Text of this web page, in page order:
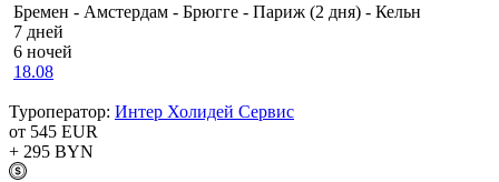
Бремен - Амстердам - Брюгге - Париж (2 дня) - Кельн
7 дней
6 ночей
18.08
Туроператор: Интер Холидей Сервис
от 545 EUR
+ 295 BYN